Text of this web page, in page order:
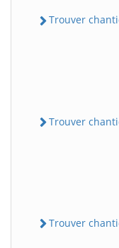
Trouver
Trouver
Trouver